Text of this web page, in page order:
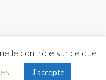
le contrôle sur ce que
J'accepte